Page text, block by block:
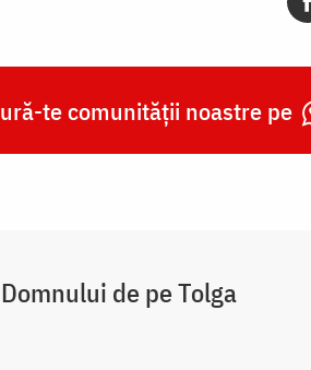
te comunității noastre pe
de pe Tolga